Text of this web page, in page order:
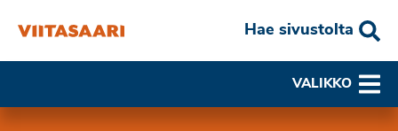
Hae sivustolta
VALIKKO